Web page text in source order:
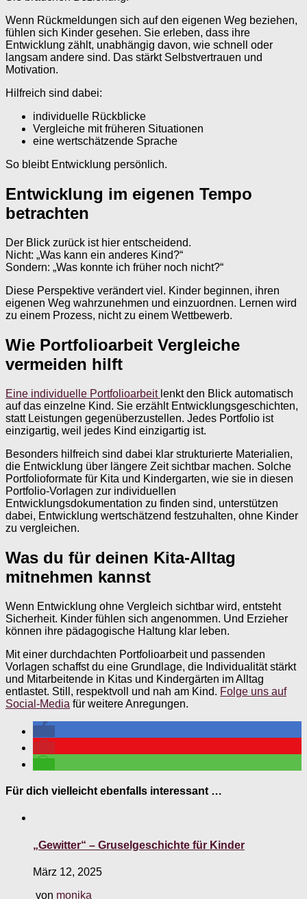
Wenn Rückmeldungen sich auf den eigenen Weg beziehen,
fühlen sich Kinder gesehen. Sie erleben, dass ihre
Entwicklung zählt, unabhängig davon, wie schnell oder
langsam andere sind. Das stärkt Selbstvertrauen und
Motivation.
Hilfreich sind dabei:
individuelle Rückblicke
Vergleiche mit früheren Situationen
eine wertschätzende Sprache
So bleibt Entwicklung persönlich.
Entwicklung im eigenen Tempo
betrachten
Der Blick zurück ist hier entscheidend.
Nicht: „Was kann ein anderes Kind?“
Sondern: „Was konnte ich früher noch nicht?“
Diese Perspektive verändert viel. Kinder beginnen, ihren
eigenen Weg wahrzunehmen und einzuordnen. Lernen wird
zu einem Prozess, nicht zu einem Wettbewerb.
Wie Portfolioarbeit Vergleiche
vermeiden hilft
Eine individuelle Portfolioarbeit lenkt den Blick automatisch
auf das einzelne Kind. Sie erzählt Entwicklungsgeschichten,
statt Leistungen gegenüberzustellen. Jedes Portfolio ist
einzigartig, weil jedes Kind einzigartig ist.
Besonders hilfreich sind dabei klar strukturierte Materialien,
die Entwicklung über längere Zeit sichtbar machen. Solche
Portfolioformate für Kita und Kindergarten, wie sie in diesen
Portfolio-Vorlagen zur individuellen
Entwicklungsdokumentation zu finden sind, unterstützen
dabei, Entwicklung wertschätzend festzuhalten, ohne Kinder
zu vergleichen.
Was du für deinen Kita-Alltag
mitnehmen kannst
Wenn Entwicklung ohne Vergleich sichtbar wird, entsteht
Sicherheit. Kinder fühlen sich angenommen. Und Erzieher
können ihre pädagogische Haltung klar leben.
Mit einer durchdachten Portfolioarbeit und passenden
Vorlagen schaffst du eine Grundlage, die Individualität stärkt
und Mitarbeitende in Kitas und Kindergärten im Alltag
entlastet. Still, respektvoll und nah am Kind. Folge uns auf
Social-Media für weitere Anregungen.
Für dich vielleicht ebenfalls interessant …
„Gewitter“ – Gruselgeschichte für Kinder
März 12, 2025
von monika